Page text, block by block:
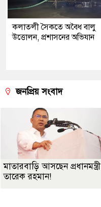
কলাতলী সৈকতে অবৈধ বালু
উত্তোলন, প্রশাসনের অভিযান
জনপ্রিয় সংবাদ
মাতারবাড়ি আসছেন প্রধানমন্ত্রী
তারেক রহমান!